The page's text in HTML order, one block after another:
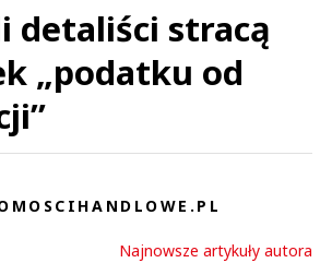
detaliści stracą
„podatku od
Najnowsze artykuły autora